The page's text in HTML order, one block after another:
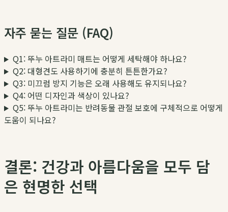
자주 묻는 질문 (FAQ)
Q1: 뚜누 아트라미 매트는 어떻게 세탁해야 하나요?
Q2: 대형견도 사용하기에 충분히 튼튼한가요?
Q3: 미끄럼 방지 기능은 오래 사용해도 유지되나요?
Q4: 어떤 디자인과 색상이 있나요?
Q5: 뚜누 아트라미는 반려동물 관절 보호에 구체적으로 어떻게
도움이 되나요?
결론: 건강과 아름다움을 모두 담
은 현명한 선택